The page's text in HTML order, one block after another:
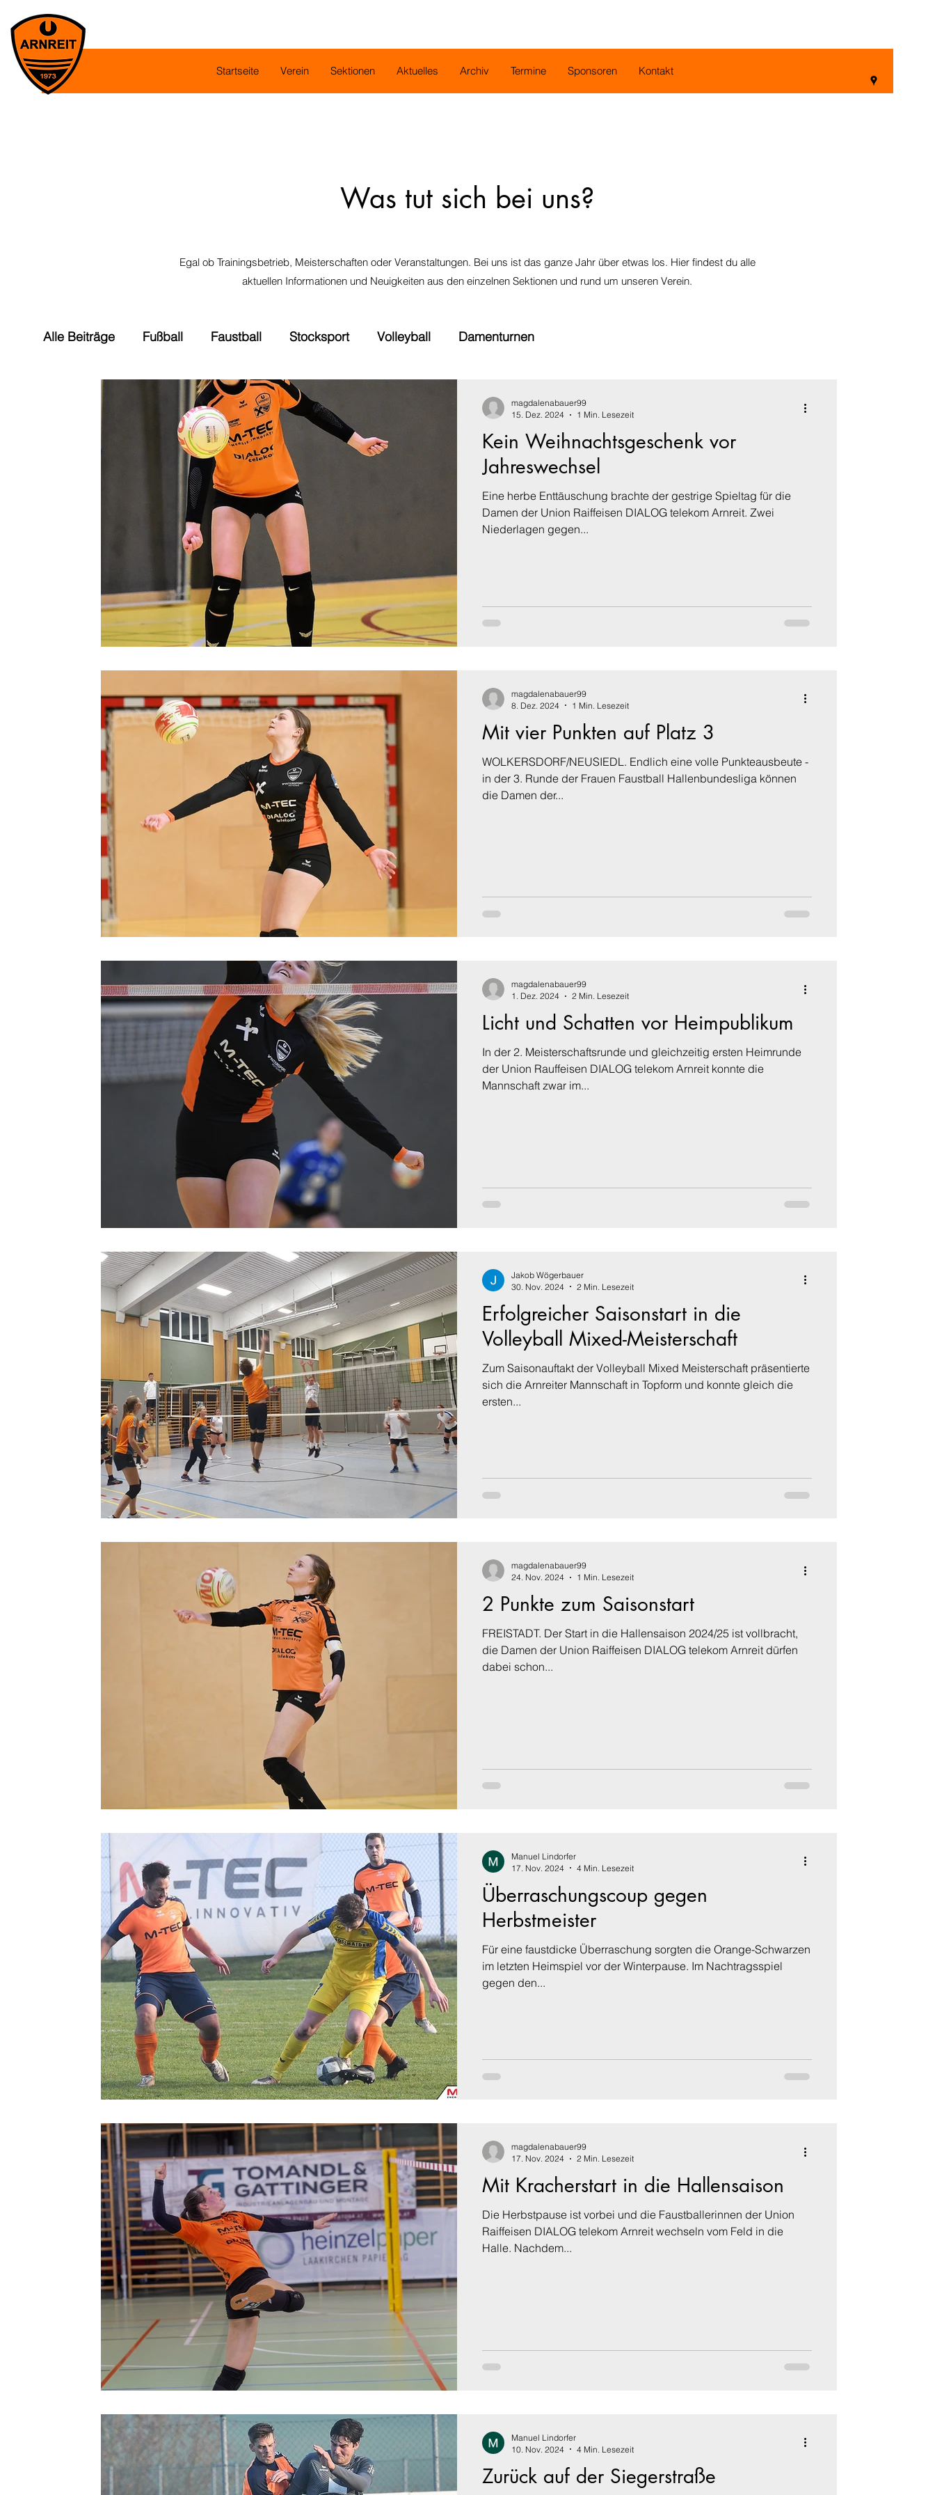
Startseite Verein Sektionen Aktuelles Archiv Termine Sponsoren Kontakt
Was tut sich bei uns?
Egal ob Trainingsbetrieb, Meisterschaften oder Veranstaltungen. Bei uns ist das ganze Jahr über etwas los. Hier findest du alle
aktuellen Informationen und Neuigkeiten aus den einzelnen Sektionen und rund um unseren Verein.
Alle Beiträge Fußball Faustball Stocksport Volleyball Damenturnen
Kein Weihnachtsgeschenk vor
Jahreswechsel
Eine herbe Enttäuschung brachte der gestrige Spieltag für die
Damen der Union Raiffeisen DIALOG telekom Arnreit. Zwei
Niederlagen gegen...
magdalenabauer99
15. Dez. 2024
1 Min. Lesezeit
Mit vier Punkten auf Platz 3
WOLKERSDORF/NEUSIEDL. Endlich eine volle Punkteausbeute -
in der 3. Runde der Frauen Faustball Hallenbundesliga können
die Damen der...
magdalenabauer99
8. Dez. 2024
1 Min. Lesezeit
Licht und Schatten vor Heimpublikum
In der 2. Meisterschaftsrunde und gleichzeitig ersten Heimrunde
der Union Rauffeisen DIALOG telekom Arnreit konnte die
Mannschaft zwar im...
magdalenabauer99
1. Dez. 2024
2 Min. Lesezeit
Erfolgreicher Saisonstart in die
Volleyball Mixed-Meisterschaft
Zum Saisonauftakt der Volleyball Mixed Meisterschaft präsentierte
sich die Arnreiter Mannschaft in Topform und konnte gleich die
ersten...
Jakob Wögerbauer
30. Nov. 2024
2 Min. Lesezeit
2 Punkte zum Saisonstart
FREISTADT. Der Start in die Hallensaison 2024/25 ist vollbracht,
die Damen der Union Raiffeisen DIALOG telekom Arnreit dürfen
dabei schon...
magdalenabauer99
24. Nov. 2024
1 Min. Lesezeit
Überraschungscoup gegen
Herbstmeister
Für eine faustdicke Überraschung sorgten die Orange-Schwarzen
im letzten Heimspiel vor der Winterpause. Im Nachtragsspiel
gegen den...
Manuel Lindorfer
17. Nov. 2024
4 Min. Lesezeit
Mit Kracherstart in die Hallensaison
Die Herbstpause ist vorbei und die Faustballerinnen der Union
Raiffeisen DIALOG telekom Arnreit wechseln vom Feld in die
Halle. Nachdem...
magdalenabauer99
17. Nov. 2024
2 Min. Lesezeit
Zurück auf der Siegerstraße
Manuel Lindorfer
10. Nov. 2024
4 Min. Lesezeit